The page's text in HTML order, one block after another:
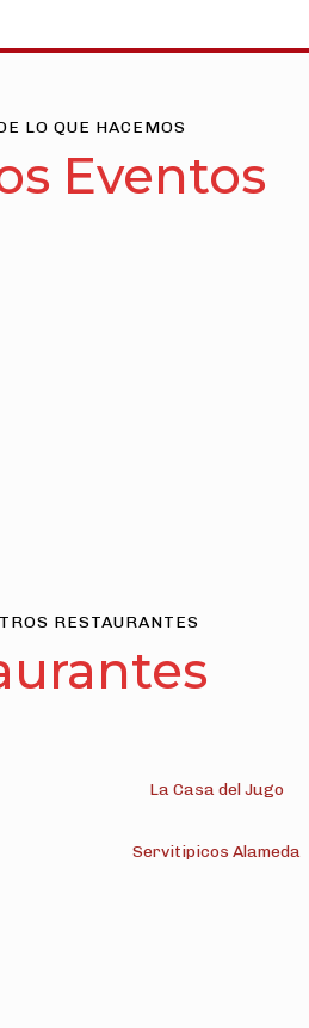
LO QUE HACEMOS
Eventos
RESTAURANTES
La Casa del Jugo
Servitipicos Alameda